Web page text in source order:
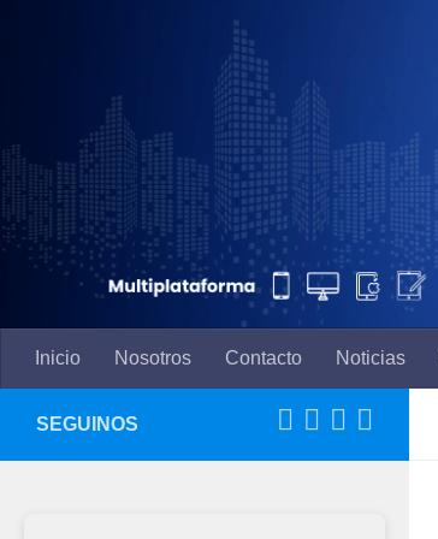
Inicio Nosotros Contacto Noticias
SEGUINOS